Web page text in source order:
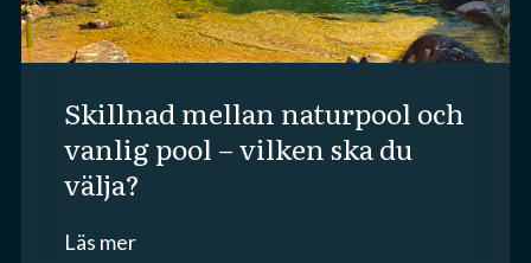
skillnad mellan naturpool och
vanlig pool – vilken ska du
välja?
Läs mer